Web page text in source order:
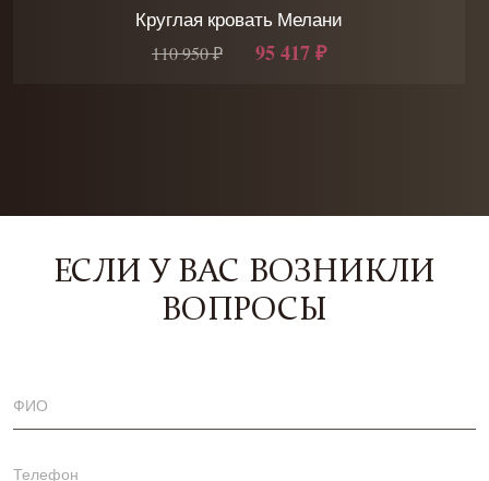
Круглая кровать Мелани
110 950 ₽ 95 417 ₽
ЕСЛИ У ВАС ВОЗНИКЛИ
ВОПРОСЫ